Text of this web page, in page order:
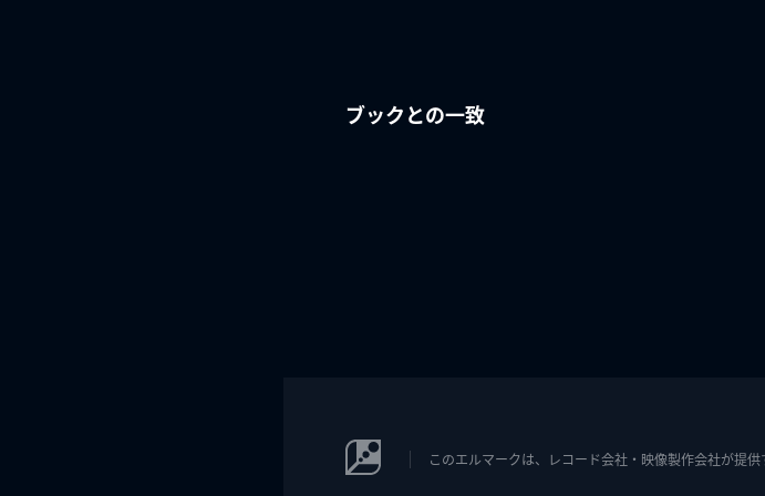
ブックとの一致
このエルマークは、レコード会社・映像製作会社が提